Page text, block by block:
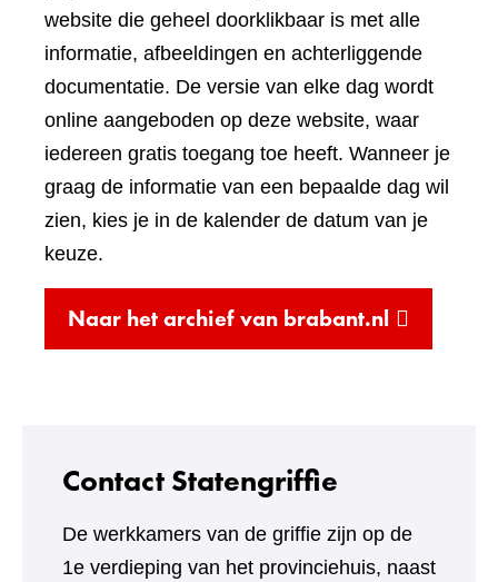
een
andere
website)
website die geheel doorklikbaar is met alle
informatie, afbeeldingen en achterliggende
documentatie. De versie van elke dag wordt
online aangeboden op deze website, waar
iedereen gratis toegang toe heeft. Wanneer je
graag de informatie van een bepaalde dag wil
zien, kies je in de kalender de datum van je
keuze.
Naar het archief van brabant.nl (verwijst
naar
Contact Statengriffie
De werkkamers van de griffie zijn op de
1e verdieping van het provinciehuis, naast